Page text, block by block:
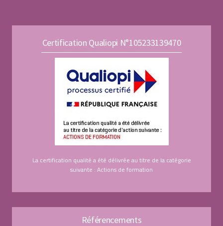
Certification Qualiopi N°105233139470
La certification qualité a été délivrée au titre de la catégorie
suivante : Actions de formation
Référencements